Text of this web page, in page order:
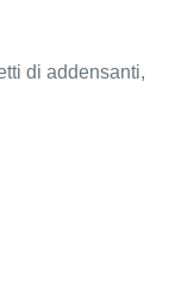
di addensanti,